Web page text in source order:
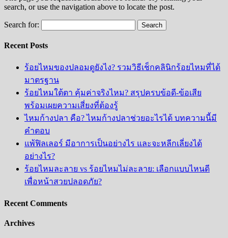
search, or use the navigation above to locate the post.
Search for:
Recent Posts
ร้อยไหมของปลอมดูยังไง? รวมวิธีเช็กคลินิกร้อยไหมที่ได้
มาตรฐาน
ร้อยไหมใต้ตา คุ้มค่าจริงไหม? สรุปครบข้อดี-ข้อเสีย
พร้อมเผยความเสี่ยงที่ต้องรู้
ไหมก้างปลา คือ? ไหมก้างปลาช่วยอะไรได้ บทความนี้มี
คำตอบ
แพ้ฟิลเลอร์ มีอาการเป็นอย่างไร และจะหลีกเลี่ยงได้
อย่างไร?
ร้อยไหมละลาย vs ร้อยไหมไม่ละลาย: เลือกแบบไหนดี
เพื่อหน้าสวยปลอดภัย?
Recent Comments
Archives